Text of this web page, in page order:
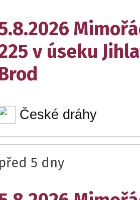
v úseku
České dráhy
před 5 dny